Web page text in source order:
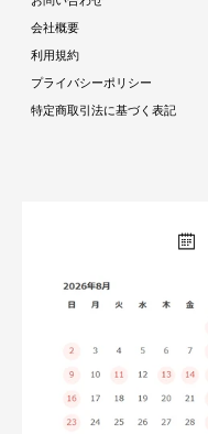
デスク
ミラー・ドレッサー
パーテーション・衝立
ベッド・寝具
会社概要
利用規約
プライバシーポリシー
特定商取引法に基づく表記